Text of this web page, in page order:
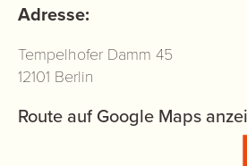
Adresse:
Tempelhofer Damm 45
12101 Berlin
Route auf Google Maps